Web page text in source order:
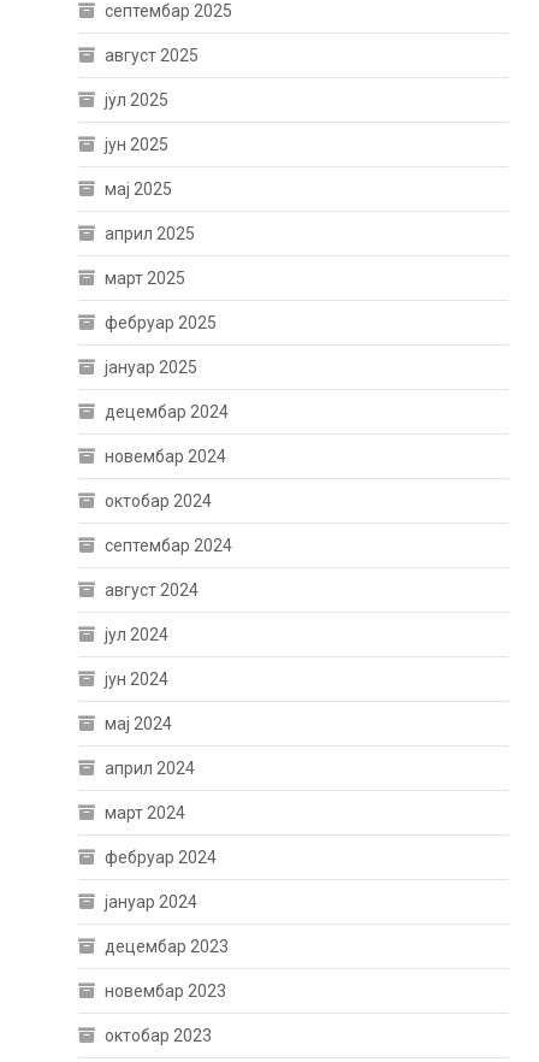
септембар 2025
август 2025
јул 2025
јун 2025
мај 2025
април 2025
март 2025
фебруар 2025
јануар 2025
децембар 2024
новембар 2024
октобар 2024
септембар 2024
август 2024
јул 2024
јун 2024
мај 2024
април 2024
март 2024
фебруар 2024
јануар 2024
децембар 2023
новембар 2023
октобар 2023